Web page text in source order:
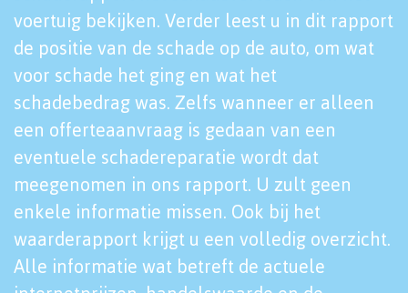
voertuig bekijken. Verder leest u in dit rapport
de positie van de schade op de auto, om wat
voor schade het ging en wat het
schadebedrag was. Zelfs wanneer er alleen
een offerteaanvraag is gedaan van een
eventuele schadereparatie wordt dat
meegenomen in ons rapport. U zult geen
enkele informatie missen. Ook bij het
waarderapport krijgt u een volledig overzicht.
Alle informatie wat betreft de actuele